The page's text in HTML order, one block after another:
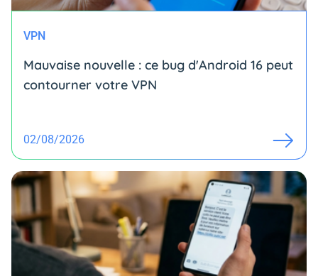
VPN
Mauvaise nouvelle : ce bug d'Android 16 peut
contourner votre VPN
02/08/2026